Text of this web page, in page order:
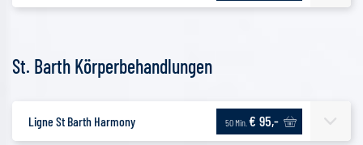
St. Barth Körperbehandlungen
Ligne St Barth Harmony 50 Min. € 95,-